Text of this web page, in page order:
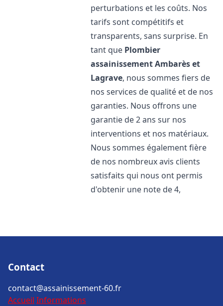
perturbations et les coûts. Nos
tarifs sont compétitifs et
transparents, sans surprise. En
tant que Plombier
assainissementAmbarès et
Lagrave, nous sommes fiers de
nos services de qualité et de nos
garanties. Nous offrons une
garantie de 2 ans sur nos
interventions et nos matériaux.
Nous sommes également fière
de nos nombreux avis clients
satisfaits qui nous ont permis
d'obtenir une note de 4,
Contact
contact@assainissement-60.fr
Accueil Informations